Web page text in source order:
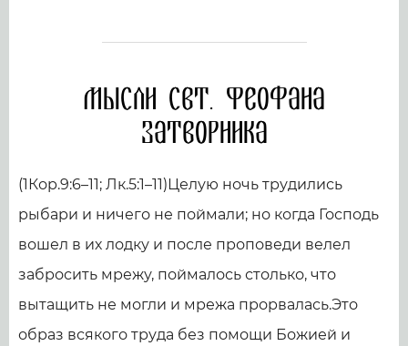
Мысли свт. Феофана
Затворника
(1Кор.9:6–11; Лк.5:1–11)Целую ночь трудились
рыбари и ничего не поймали; но когда Господь
вошел в их лодку и после проповеди велел
забросить мрежу, поймалось столько, что
вытащить не могли и мрежа прорвалась.Это
образ всякого труда без помощи Божией и